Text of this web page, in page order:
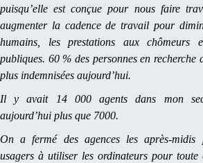
puisqu’elle est conçue pour nous faire
augmenter la cadence de travail pour
humains, les prestations aux chômeurs
publiques. 60 % des personnes en recherche
plus indemnisées aujourd’hui.
Il y avait 14 000 agents dans mon
aujourd’hui plus que 7000.
On a fermé des agences les après-midis
usagers à utiliser les ordinateurs pour toute